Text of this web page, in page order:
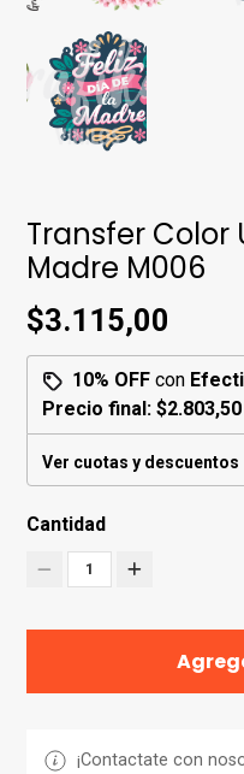
Transfer Color
Madre M006
$3.115,00
10% OFF con
Precio final:$2.803,50
Ver cuotas y descuentos
Cantidad
1
¡Contactate con